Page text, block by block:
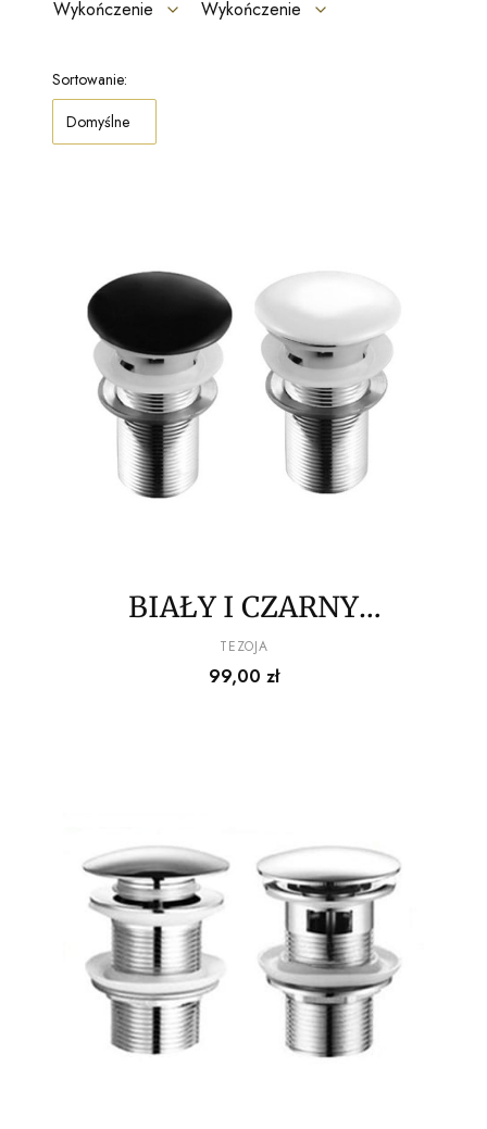
Wykończenie Wykończenie
Lista produktów
Sortowanie:
Domyślne
BIAŁY I CZARNY
CERAMICZNY KOREK
KLIK-KLAK
PRODUCENT
TEZOJA
Cena
99,00 zł